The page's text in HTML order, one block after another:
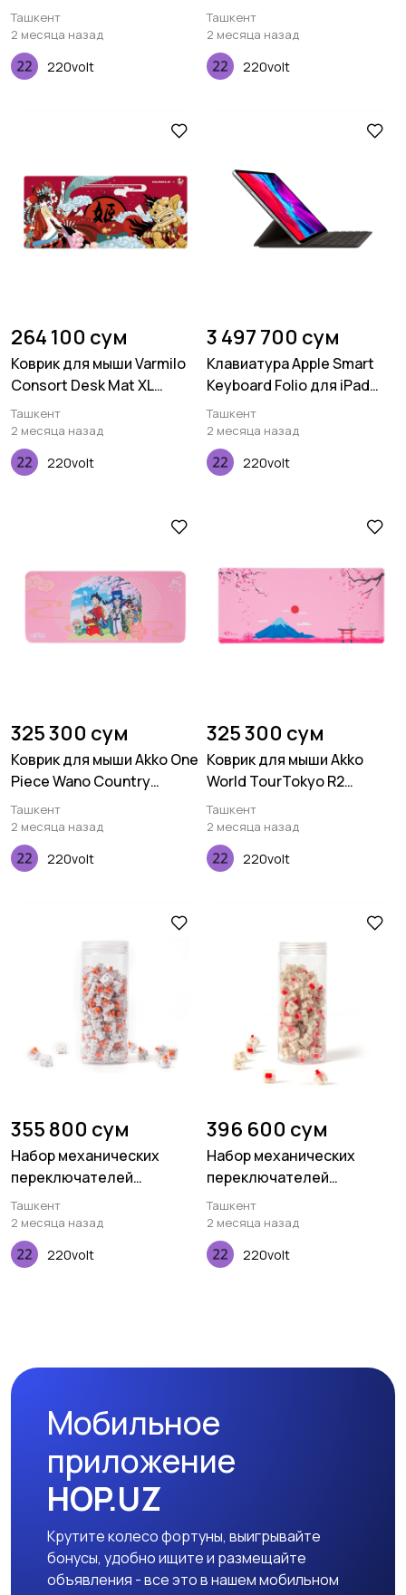
microUSB, черный
Ташкент
2 месяца назад
220volt
Ташкент
2 месяца назад
220volt
264 100 сум
Коврик для мыши Varmilo
Consort Desk Mat XL
(900х400х3мм)
Ташкент
2 месяца назад
220volt
3 497 700 сум
Клавиатура Apple Smart
Keyboard Folio для iPad
Pro 12,9" (2020)
Ташкент
2 месяца назад
220volt
325 300 сум
Коврик для мыши Akko One
Piece Wano Country
Deskmat
Ташкент
2 месяца назад
220volt
325 300 сум
Коврик для мыши Akko
World TourTokyo R2
Deskmat
Ташкент
2 месяца назад
220volt
355 800 сум
Набор механических
переключателей
Keychron K Pro Silent Red,
110 pcs
Ташкент
2 месяца назад
220volt
396 600 сум
Набор механических
переключателей
Keychron Gateron Cap, V2
Red, 110 pcs
Ташкент
2 месяца назад
220volt
Мобильное
приложение
HOP.UZ
Крутите колесо фортуны, выигрывайте
бонусы, удобно ищите и размещайте
объявления - все это в нашем мобильном